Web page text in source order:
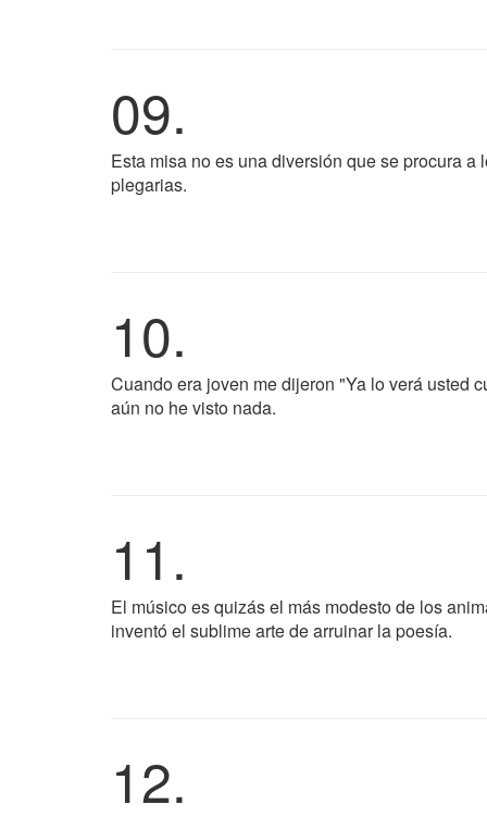
09.
Esta misa no es una diversión que se procura
plegarias.
10.
Cuando era joven me dijeron "Ya lo verá usted
aún no he visto nada.
11.
El músico es quizás el más modesto de los
inventó el sublime arte de arruinar la poesía.
12.